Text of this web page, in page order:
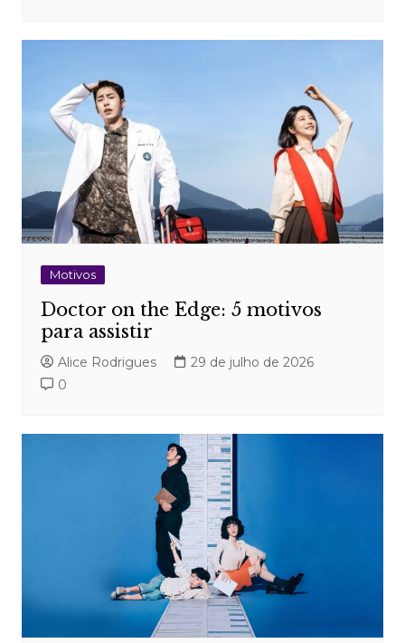
Motivos
Doctor on the Edge: 5 motivos
para assistir
Alice Rodrigues
29 de julho de 2026
0